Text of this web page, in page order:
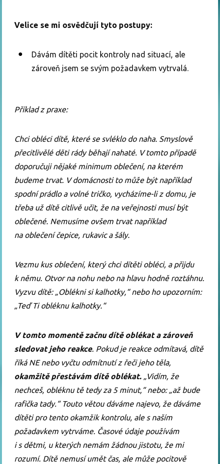
Velice se mi osvědčují tyto postupy:
Dávám dítěti pocit kontroly nad situací, ale
zároveň jsem se svým požadavkem vytrvalá.
Příklad z praxe:
Chci obléci dítě, které se svléklo do naha. Smyslově
přecitlivělé děti rády běhají nahaté. V tomto případě
doporučuji nějaké minimum oblečení, na kterém
budeme trvat. V domácnosti to může být například
spodní prádlo a volné tričko, vycházíme-li z domu, je
třeba už dítě citlivě učit, že na veřejnosti musí být
oblečené. Nemusíme ovšem trvat například
na oblečení čepice, rukavic a šály.
Vezmu kus oblečení, který chci dítěti obléci, a přijdu
k němu. Otvor na nohu nebo na hlavu hodně roztáhnu.
Vyzvu dítě: „Oblékni si kalhotky,“ nebo ho upozorním:
„Teď Ti obléknu kalhotky.“
V tomto momentě začnu dítě oblékat a zároveň
sledovat jeho reakce. Pokud je reakce odmítavá, dítě
říká NE nebo vyčtu odmítnutí z řeči jeho těla,
okamžitě přestávám dítě oblékat. „Vidím, že
nechceš, obléknu tě tedy za 5 minut,“ nebo: „až bude
rafička tady.“ Touto větou dáváme najevo, že dáváme
dítěti pro tento okamžik kontrolu, ale s naším
požadavkem vytrváme. Časové údaje používám
i s dětmi, u kterých nemám žádnou jistotu, že mi
rozumí. Dítě nemusí umět čas, ale může pocitově